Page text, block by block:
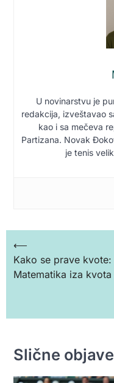
U novinarstvu je
redakcija, izveštavao
kao i sa mečeva
Partizana. Novak
je tenis
Кретање
чланка
⟵
Kako se prave kvote:
Matematika iza kvota
Slične objave